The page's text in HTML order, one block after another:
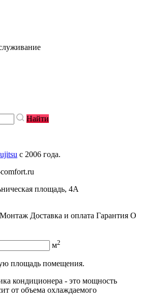
Найти
c 2006 года.
площадь, 4А
Монтаж Доставка и оплата Гарантия О
м2
площадь помещения.
кондиционера - это мощность
от объема охлаждаемого